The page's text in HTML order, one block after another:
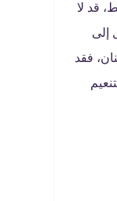
قد لا
إلى
فقد